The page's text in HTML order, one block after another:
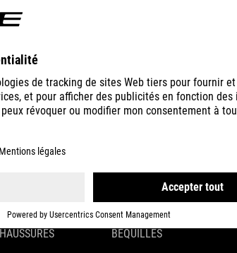
VÊTEMENTS
EQUIPMENT
GARDE-BOUE
PORTE-BAGAGES
BÉQUILLES